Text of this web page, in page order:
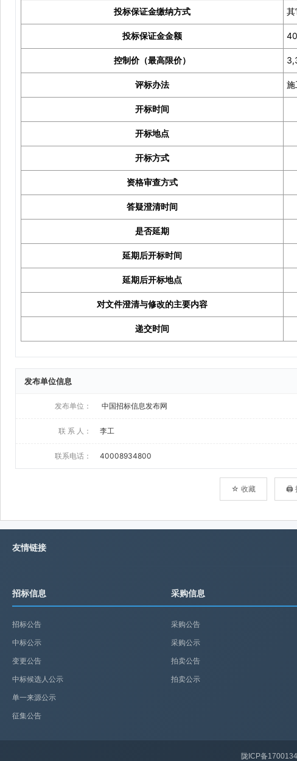
发布单位信息
发布单位： 中国招标信息发布网
联 系 人： 李工
联系电话： 40008934800
☆ 收藏 🖨
友情链接
招标信息
招标公告
中标公示
变更公告
中标候选人公示
单一来源公示
征集公告
采购信息
采购公告
采购公示
拍卖公告
拍卖公示
陇ICP备